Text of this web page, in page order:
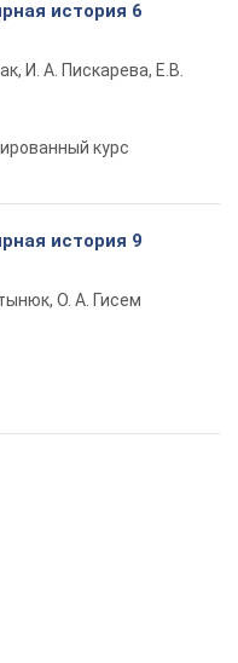
история 6
И. А. Пискарева, Е.В.
курс
история 9
О. А. Гисем